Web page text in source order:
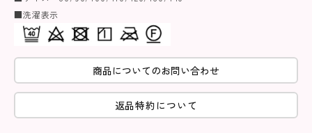
■洗濯表示
商品についてのお問い合わせ
返品特約について